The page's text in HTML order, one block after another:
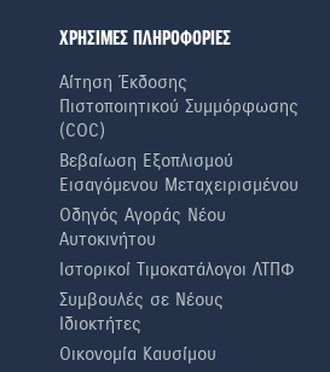
ΧΡΗΣΙΜΕΣ ΠΛΗΡΟΦΟΡΙΕΣ
Αίτηση Έκδοσης
Πιστοποιητικού Συμμόρφωσης
(COC)
Βεβαίωση Εξοπλισμού
Εισαγόμενου Μεταχειρισμένου
Οδηγός Αγοράς Νέου
Αυτοκινήτου
Ιστορικοί Τιμοκατάλογοι ΛΤΠΦ
Συμβουλές σε Nέους
Iδιοκτήτες
Οικονομία Καυσίμου